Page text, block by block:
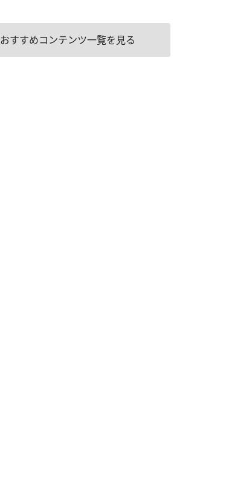
おすすめコンテンツ一覧を見る